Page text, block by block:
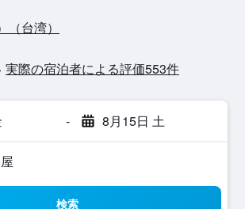
（台湾​）​
実際の宿泊者による評価553​件
- 8月15日 土
検索